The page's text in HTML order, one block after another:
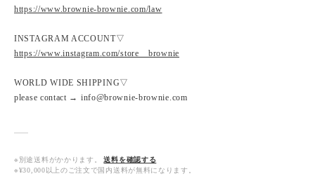
https://www.brownie-brownie.com/law
INSTAGRAM ACCOUNT▽
https://www.instagram.com/store__brownie
WORLD WIDE SHIPPING▽
please contact → info@brownie-brownie.com
※別途送料がかかります。
送料を確認する
※¥30,000以上のご注文で国内送料が無料になります。